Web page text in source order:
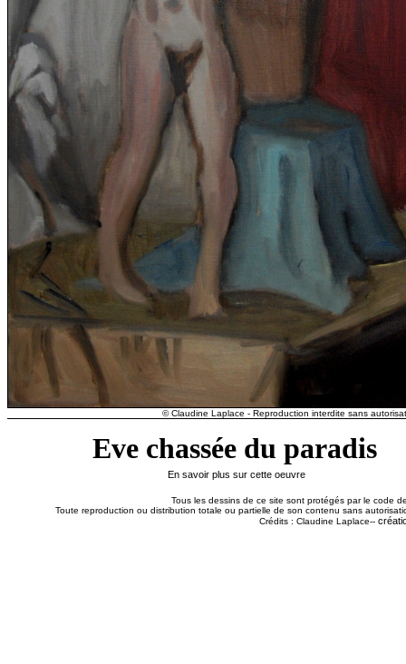
© Claudine Laplace - Reproduction interdite sans
Eve chassée du paradis
En savoir plus sur cette oeuvre
Tous les dessins de ce site sont protégés par le code
Toute reproduction ou distribution totale ou partielle de son contenu sans
Crédits : Claudine Laplace--